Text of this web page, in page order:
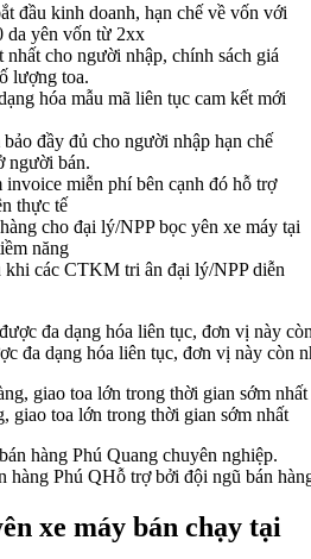
đầu kinh doanh, hạn chế về vốn với
da yên vốn từ 2xx
cho người nhập, chính sách giá
lượng toa.
hóa mẫu mã liên tục cam kết mới
đầy đủ cho người nhập hạn chế
người bán.
miễn phí bên cạnh đó hỗ trợ
thực tế
cho đại lý/NPP bọc yên xe máy tại
năng
khi các CTKM tri ân đại lý/NPP diễn
đa dạng hóa liên tục, đơn vị này còn
giao toa lớn trong thời gian sớm nhất
hàng Phú QHỗ trợ bởi đội ngũ bán
xe máy bán chạy tại